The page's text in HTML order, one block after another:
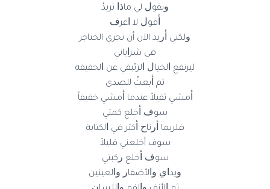
ﻭﻳﻘﻮﻝ ﻟﻲ ﻣﺎﺫﺍ ﺗﺮﻳﺪُ
ﺃﻗﻮﻝ ﻻ‌ ﺍﻋﺮﻑ
ﻭﻟﻜﻨﻲ ﺃﺭﻳﺪ الآن أن تجري الخناجر
ﻓﻲ ﺷﺮﺍﻳﺎﻧﻲ
ﻟﻴﺮﺗﻔﻊ ﺍﻟﺨﻴﺎﻝ ﺍﻟﺰﺋﺒﻘﻲ ﻋﻦ ﺍﻟﺤﻘﻴﻘﺔ
ﺛﻢ ﺃﺑﻌﺚُ ﻟلصدى
ﺃﻣﺸﻲ ﺛﻘﻴﻼ‌ً ﻋﻨﺪﻣﺎ ﺃﻣﺸﻲ ﺧﻔﻴﻔﺎً
ﺳﻮﻑ ﺃﺧﻠﻊ ﻛﻤﺘﻲ
ﻓﻠﺮﺑﻤﺎ ﺃﺭﺗﺎﺡ ﺃﻛﺜﺮ ﻓﻲ ﺍﻟﻜﺘﺎﺑﺔ
سوف أخلعني قليلاً
ﺳﻮﻑ ﺃﺧﻠﻊ ﺭﻛﺒﺘﻲ
ﻭﻳﺪﺍﻱ ﻭﺍﻷ‌ﺿﻔﺎﺭ ﻭﺍﻟﻌﻴﻨﻴﻦ